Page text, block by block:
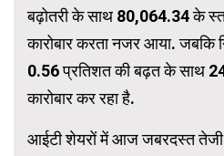
बढ़ोतरी के साथ 80,064.34 के
कारोबार करता नजर आया. जबकि
0.56 प्रतिशत की बढ़त के साथ
कारोबार कर रहा है.
आईटी शेयरों में आज जबरदस्त तेजी